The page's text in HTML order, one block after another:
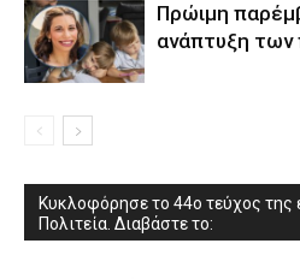
Πρώιμη
ανάπτυξη των
Κυκλοφόρησε το 44ο τεύχος της
Πολιτεία. Διαβάστε το: